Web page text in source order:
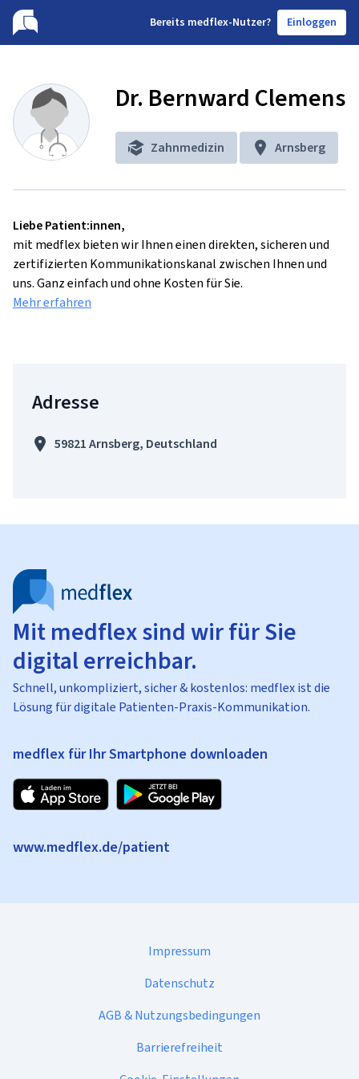
Bereits medflex-Nutzer? Einloggen
Dr. Bernward Clemens
Zahnmedizin Arnsberg
Liebe Patient:innen,
mit medflex bieten wir Ihnen einen direkten, sicheren und
zertifizierten Kommunikationskanal zwischen Ihnen und
uns. Ganz einfach und ohne Kosten für Sie.
Mehr erfahren
Adresse
59821 Arnsberg, Deutschland
Mit medflex sind wir für Sie
digital erreichbar.
Schnell, unkompliziert, sicher & kostenlos: medflex ist die
Lösung für digitale Patienten-Praxis-Kommunikation.
medflex für Ihr Smartphone downloaden
www.medflex.de/patient
Impressum
Datenschutz
AGB & Nutzungsbedingungen
Barrierefreiheit